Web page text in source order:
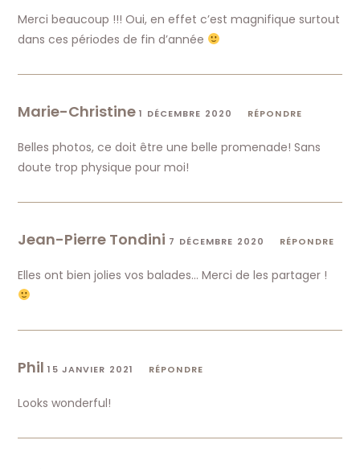
Merci beaucoup !!! Oui, en effet c’est magnifique surtout
dans ces périodes de fin d’année
Marie-Christine 1 DÉCEMBRE 2020 RÉPONDRE
Belles photos, ce doit être une belle promenade! Sans
doute trop physique pour moi!
Jean-Pierre Tondini 7 DÉCEMBRE 2020 RÉPONDRE
Elles ont bien jolies vos balades… Merci de les partager !
Phil 15 JANVIER 2021 RÉPONDRE
Looks wonderful!